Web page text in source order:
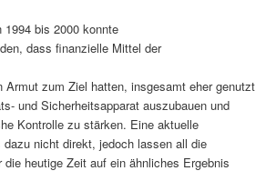
1994 bis 2000 konnte
dass finanzielle Mittel der
Armut zum Ziel hatten, insgesamt eher genutzt
und Sicherheitsapparat auszubauen und
Kontrolle zu stärken. Eine aktuelle
dazu nicht direkt, jedoch lassen all die
heutige Zeit auf ein ähnliches Ergebnis